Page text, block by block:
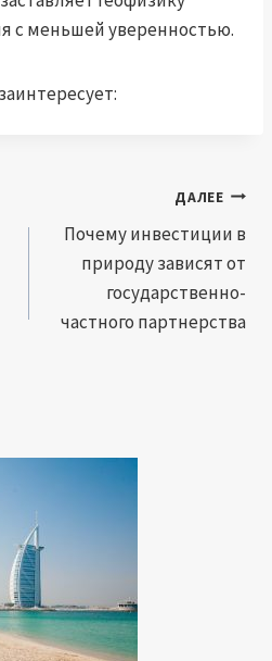
с меньшей уверенностью.
ДАЛЕЕ
Почему инвестиции в
природу зависят от
государственно-
частного партнерства